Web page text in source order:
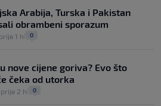
Arabija, Turska i Pakistan
obrambeni sporazum
prije 1 h 0
nove cijene goriva? Evo što
čeka od utorka
prije 2 h 0